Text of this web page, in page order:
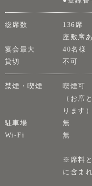
総席数
136席
座敷席
宴会最大
40名様
貸切
不可
禁煙・喫煙
喫煙可
（お席
ります）
駐車場
無
Wi-Fi
無
※席料
に含ま